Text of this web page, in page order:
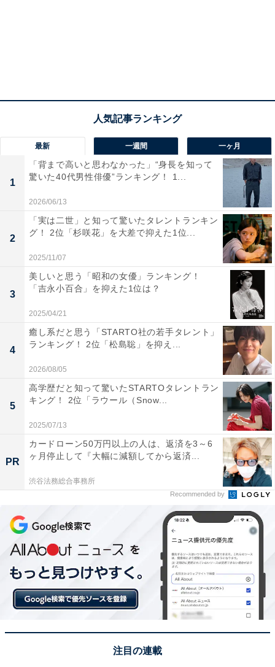
View this post on Instagram
A post shared by 日曜劇場「ブラックペアン シーズン2」
1位に選ばれたのは、アイドルグループ・嵐の二宮和也
さんでした。
二宮さんは、2003年『青の炎』で初の映画単独主演を務
めました。2022年の映画『ラーゲリより愛を込めて』で
は、「第46回 日本アカデミー賞」で優秀主演男優賞を受
賞。現在は日曜劇場『ブラックペアン・シーズン2』
（TBS系）で主演を務めています。2025年は、絵本作家
やなせたかしさん夫婦の人生をつづるNHK連続テレビ小
説『あんぱん』にも出演予定です。選んだ理由には、以
下のようなコメントが集まりました。
「見ていてアイドルだったということを忘れてしまう。
自然な感情表現がうまいので感動的・シリアスな内容の
ドラマや映画に向いているなと思う。有名なドラマ・映
画に多数出演していることからも、業界でも信頼されて
いるのではないかと思う」
最新 一週間 一ヶ月
1
「背まで高いと思わなかった」“身長を知って
驚いた40代男性俳優”ランキング！ 1...
2026/06/13
2
「実は二世」と知って驚いたタレントランキン
グ！ 2位「杉咲花」を大差で抑えた1位...
2025/11/07
3
美しいと思う「昭和の女優」ランキング！
「吉永小百合」を抑えた1位は？
2025/04/21
4
癒し系だと思う「STARTO社の若手タレント」
ランキング！ 2位「松島聡」を抑え...
2026/08/05
5
高学歴だと知って驚いたSTARTOタレントラン
キング！ 2位「ラウール（Snow...
2025/07/13
PR
カードローン50万円以上の人は、返済を3～6
ヶ月停止して『大幅に減額してから返済...
渋谷法務総合事務所
Recommended by
注目の連載